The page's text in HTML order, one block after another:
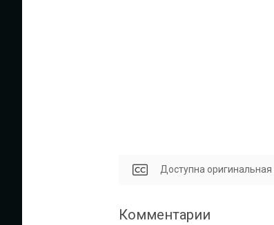
Доступна оригинальная
Комментарии